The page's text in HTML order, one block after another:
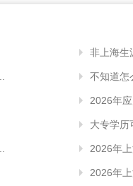
非上海生
不知道怎
2026年
大专学历
2026年
2026年